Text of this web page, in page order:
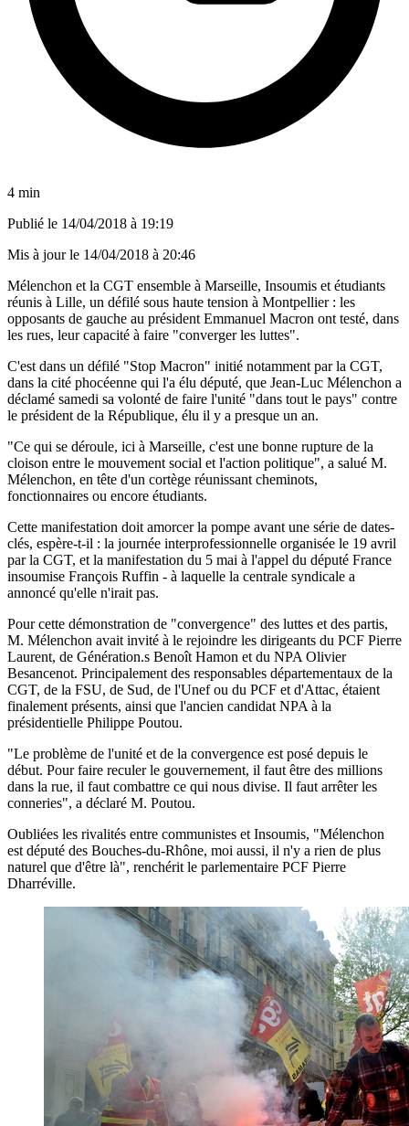
4 min
Publié le 14/04/2018 à 19:19
Mis à jour le 14/04/2018 à 20:46
Mélenchon et la CGT ensemble à Marseille, Insoumis et étudiants
réunis à Lille, un défilé sous haute tension à Montpellier : les
opposants de gauche au président Emmanuel Macron ont testé, dans
les rues, leur capacité à faire "converger les luttes".
C'est dans un défilé "Stop Macron" initié notamment par la CGT,
dans la cité phocéenne qui l'a élu député, que Jean-Luc Mélenchon a
déclamé samedi sa volonté de faire l'unité "dans tout le pays" contre
le président de la République, élu il y a presque un an.
"Ce qui se déroule, ici à Marseille, c'est une bonne rupture de la
cloison entre le mouvement social et l'action politique", a salué M.
Mélenchon, en tête d'un cortège réunissant cheminots,
fonctionnaires ou encore étudiants.
Cette manifestation doit amorcer la pompe avant une série de dates-
clés, espère-t-il : la journée interprofessionnelle organisée le 19 avril
par la CGT, et la manifestation du 5 mai à l'appel du député France
insoumise François Ruffin - à laquelle la centrale syndicale a
annoncé qu'elle n'irait pas.
Pour cette démonstration de "convergence" des luttes et des partis,
M. Mélenchon avait invité à le rejoindre les dirigeants du PCF Pierre
Laurent, de Génération.s Benoît Hamon et du NPA Olivier
Besancenot. Principalement des responsables départementaux de la
CGT, de la FSU, de Sud, de l'Unef ou du PCF et d'Attac, étaient
finalement présents, ainsi que l'ancien candidat NPA à la
présidentielle Philippe Poutou.
"Le problème de l'unité et de la convergence est posé depuis le
début. Pour faire reculer le gouvernement, il faut être des millions
dans la rue, il faut combattre ce qui nous divise. Il faut arrêter les
conneries", a déclaré M. Poutou.
Oubliées les rivalités entre communistes et Insoumis, "Mélenchon
est député des Bouches-du-Rhône, moi aussi, il n'y a rien de plus
naturel que d'être là", renchérit le parlementaire PCF Pierre
Dharréville.